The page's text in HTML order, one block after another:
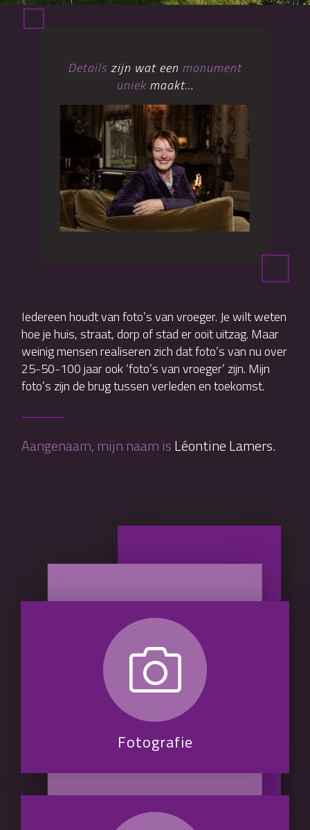
Detailszijn wat een monument
uniekmaakt…
Iedereen houdt van foto’s van vroeger. Je wilt weten
hoe je huis, straat, dorp of stad er ooit uitzag. Maar
weinig mensen realiseren zich dat foto’s van nu over
25-50-100 jaar ook ‘foto’s van vroeger’ zijn. Mijn
foto’s zijn de brug tussen verleden en toekomst.
Aangenaam, mijn naam isLéontine Lamers.
Fotografie